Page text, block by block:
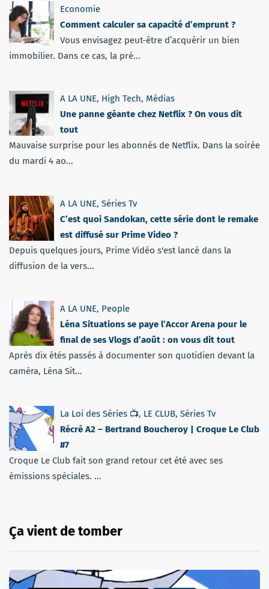
Economie
Comment calculer sa capacité d’emprunt ?
Vous envisagez peut-être d’acquérir un bien
immobilier. Dans ce cas, la pré...
A LA UNE, High Tech, Médias
Une panne géante chez Netflix ? On vous dit
tout
Mauvaise surprise pour les abonnés de Netflix. Dans la soirée
du mardi 4 ao...
A LA UNE, Séries Tv
C’est quoi Sandokan, cette série dont le remake
est diffusé sur Prime Video ?
Depuis quelques jours, Prime Vidéo s'est lancé dans la
diffusion de la vers...
A LA UNE, People
Léna Situations se paye l’Accor Arena pour le
final de ses Vlogs d’août : on vous dit tout
Après dix étés passés à documenter son quotidien devant la
caméra, Léna Sit...
La Loi des Séries 📺, LE CLUB, Séries Tv
Récré A2 – Bertrand Boucheroy | Croque Le Club
#7
Croque Le Club fait son grand retour cet été avec ses
émissions spéciales. ...
Ça vient de tomber